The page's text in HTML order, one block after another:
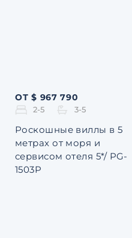
ОТ $ 967 790
2-5 3-5
Роскошные виллы в 5
метрах от моря и
сервисом отеля 5*/ PG-
1503P